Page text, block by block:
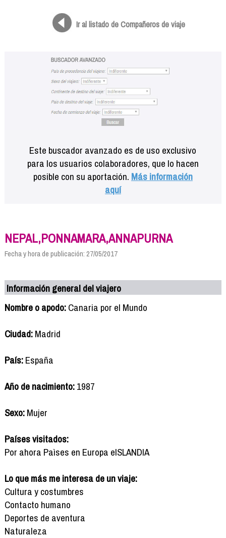
Ir al listado de Compañeros de viaje
Este buscador avanzado es de uso exclusivo
para los usuarios colaboradores, que lo hacen
posible con su aportación. Más información
aquí
NEPAL,PONNAMARA,ANNAPURNA
Fecha y hora de publicación: 27/05/2017
Información general del viajero
Nombre o apodo:Canaria por el Mundo
Ciudad:Madrid
País:España
Año de nacimiento:1987
Sexo:Mujer
Países visitados:
Por ahora Paìses en Europa eISLANDIA
Lo que más me interesa de un viaje:
Cultura y costumbres
Contacto humano
Deportes de aventura
Naturaleza